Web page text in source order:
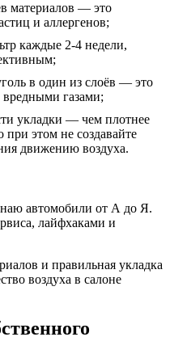
материалов — это
и аллергенов;
каждые 2-4 недели,
в один из слоёв — это
вредными газами;
укладки — чем плотнее
этом не создавайте
движению воздуха.
автомобили от А до Я.
лайфхаками и
и правильная укладка
воздуха в салоне